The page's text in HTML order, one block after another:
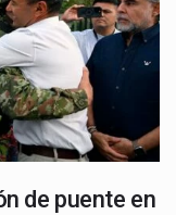
de puente en